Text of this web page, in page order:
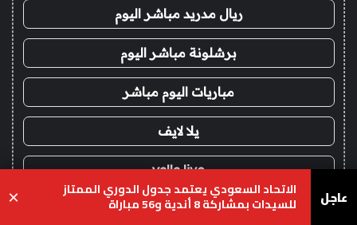
ريال مدريد مباشر اليوم
برشلونة مباشر اليوم
مباريات اليوم مباشر
يلا لايف
yalla live
عاجل الاتحاد السعودي يعتمد جدول الدوري الممتاز
للسيدات بمشاركة 8 أندية و56 مباراة ×